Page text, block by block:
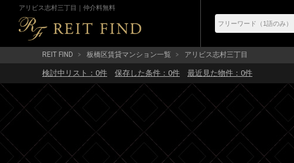
アリビス志村三丁目｜仲介料無料
REIT FIND 板橋区賃貸マンション一覧 アリビス志村三丁目
検討中リスト： 0件 保存した条件： 0件 最近見た物件： 0件